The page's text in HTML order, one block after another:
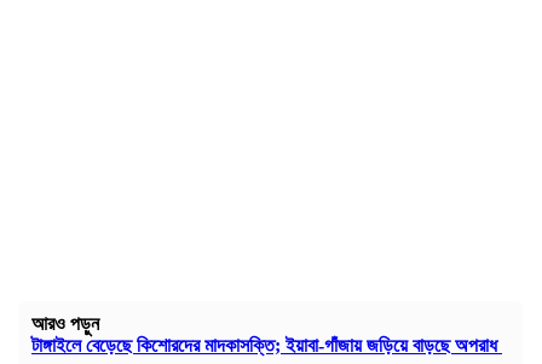
আরও পড়ুন
টাঙ্গাইলে বেড়েছে কিশোরদের মাদকাসক্তি; ইয়াবা-গাঁজায় জড়িয়ে বাড়ছে অপরাধ